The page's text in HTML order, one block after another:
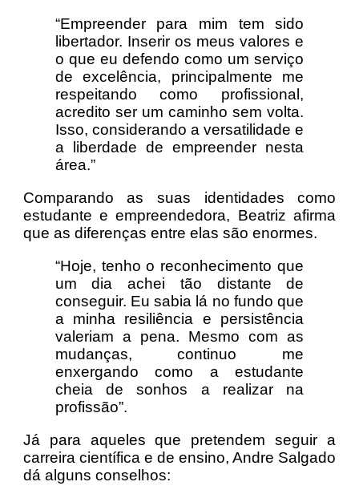
“Empreender para mim tem sido
libertador. Inserir os meus valores e
o que eu defendo como um serviço
de excelência, principalmente me
respeitando como profissional,
acredito ser um caminho sem volta.
Isso, considerando a versatilidade e
a liberdade de empreender nesta
área.”
Comparando as suas identidades como
estudante e empreendedora, Beatriz afirma
que as diferenças entre elas são enormes.
“Hoje, tenho o reconhecimento que
um dia achei tão distante de
conseguir. Eu sabia lá no fundo que
a minha resiliência e persistência
valeriam a pena. Mesmo com as
mudanças, continuo me
enxergando como a estudante
cheia de sonhos a realizar na
profissão”.
Já para aqueles que pretendem seguir a
carreira científica e de ensino, Andre Salgado
dá alguns conselhos: